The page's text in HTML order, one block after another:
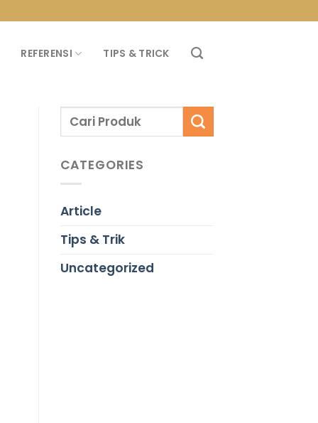
REFERENSI TIPS & TRICK
CATEGORIES
Article
Tips & Trik
Uncategorized